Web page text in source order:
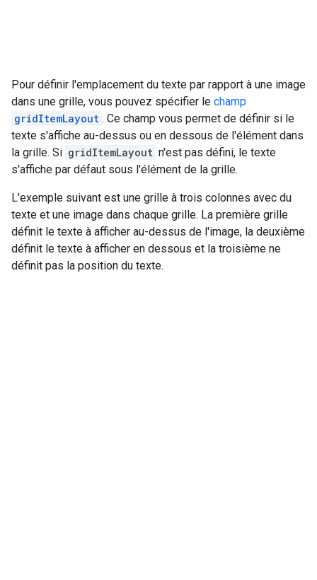
Pour définir l'emplacement du texte par rapport à une image
dans une grille, vous pouvez spécifier le champ
gridItemLayout . Ce champ vous permet de définir si le
texte s'affiche au-dessus ou en dessous de l'élément dans
la grille. Si gridItemLayout n'est pas défini, le texte
s'affiche par défaut sous l'élément de la grille.
L'exemple suivant est une grille à trois colonnes avec du
texte et une image dans chaque grille. La première grille
définit le texte à afficher au-dessus de l'image, la deuxième
définit le texte à afficher en dessous et la troisième ne
définit pas la position du texte.